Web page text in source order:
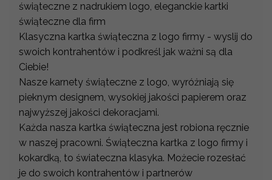
świąteczne z nadrukiem logo, eleganckie kartki
świąteczne dla firm
Klasyczna kartka świąteczna z logo firmy - wyslij do
swoich kontrahentów i podkreśl jak ważni są dla
Ciebie!
Nasze karnety świąteczne z logo, wyróżniają się
pieknym designem, wysokiej jakości papierem oraz
najwyższej jakości dekoracjami.
Każda nasza kartka świąteczna jest robiona ręcznie
w naszej pracowni. Świąteczna kartka z logo firmy i
kokardką, to świateczna klasyka. Możecie rozesłać
je do swoich kontrahentów i partnerów